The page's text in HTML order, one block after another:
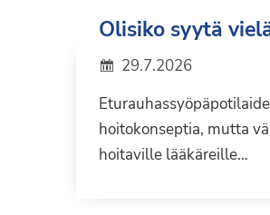
Olisiko syytä
29.7.2026
hoitokonseptia, mutta
hoitaville lääkäreille…